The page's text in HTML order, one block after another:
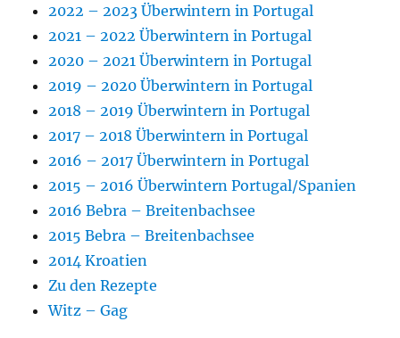
2022 – 2023 Überwintern in Portugal
2021 – 2022 Überwintern in Portugal
2020 – 2021 Überwintern in Portugal
2019 – 2020 Überwintern in Portugal
2018 – 2019 Überwintern in Portugal
2017 – 2018 Überwintern in Portugal
2016 – 2017 Überwintern in Portugal
2015 – 2016 Überwintern Portugal/Spanien
2016 Bebra – Breitenbachsee
2015 Bebra – Breitenbachsee
2014 Kroatien
Zu den Rezepte
Witz – Gag